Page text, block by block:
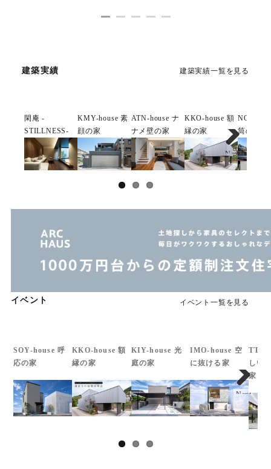
建築実績 建築実績一覧を見る
閑庵 -
STILLNESS-
KMY-house 素
顔の家
ATN-house ナ
ナメ壁の家
KKO-house 額
縁の家
NOY-
筒の家
Next
イベント イベント一覧を見る
SOY-house 呼
応の家
KKO-house 額
縁の家
KIY-house 光
庭の家
IMO-house 空
に抜ける家
TTS-
しい
家
Next